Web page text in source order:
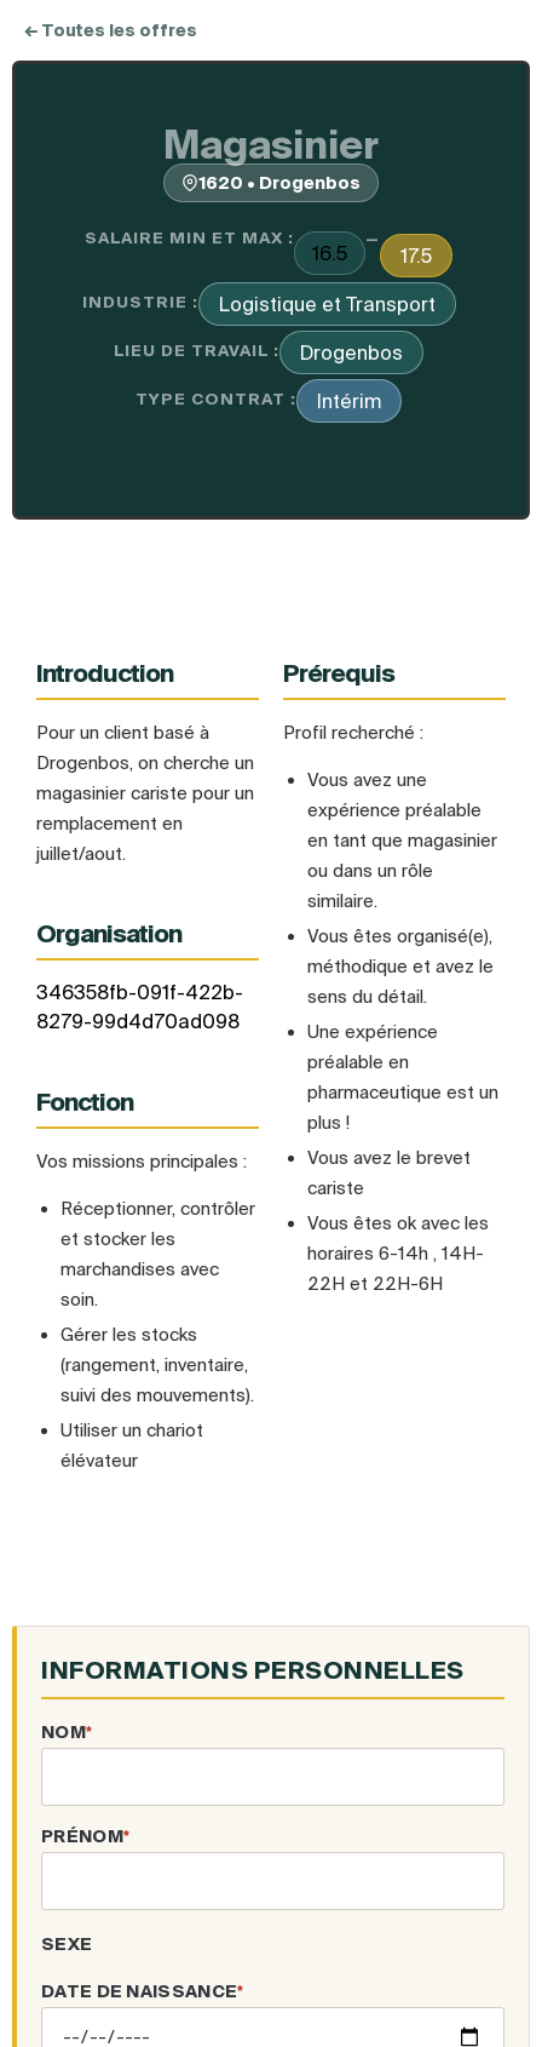
← Toutes les offres
Magasinier
1620 • Drogenbos
SALAIRE MIN ET MAX :
16.5
—
17.5
INDUSTRIE : Logistique et Transport
LIEU DE TRAVAIL : Drogenbos
TYPE CONTRAT : Intérim
Introduction
Pour un client basé à
Drogenbos, on cherche un
magasinier cariste pour un
remplacement en
juillet/aout.
Organisation
346358fb-091f-422b-
8279-99d4d70ad098
Fonction
Vos missions principales :
Réceptionner, contrôler
et stocker les
marchandises avec
soin.
Gérer les stocks
(rangement, inventaire,
suivi des mouvements).
Utiliser un chariot
élévateur
Prérequis
Profil recherché :
Vous avez une
expérience préalable
en tant que magasinier
ou dans un rôle
similaire.
Vous êtes organisé(e),
méthodique et avez le
sens du détail.
Une expérience
préalable en
pharmaceutique est un
plus !
Vous avez le brevet
cariste
Vous êtes ok avec les
horaires 6-14h , 14H-
22H et 22H-6H
INFORMATIONS PERSONNELLES
NOM*
PRÉNOM*
SEXE
DATE DE NAISSANCE*